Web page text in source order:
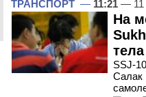
ТРАНСПОРТ — 11:21 — 11
На
SSJ-
Салак